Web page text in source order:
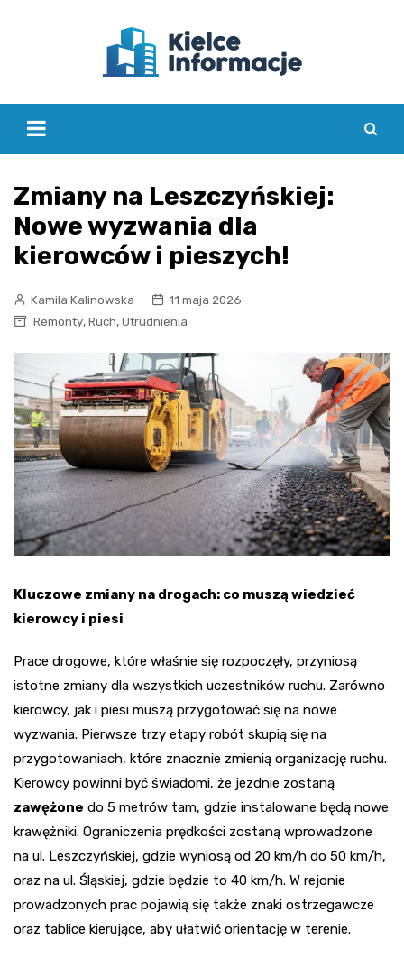
Zmiany na Leszczyńskiej:
Nowe wyzwania dla
kierowców i pieszych!
Kamila Kalinowska
11 maja 2026
Remonty, Ruch, Utrudnienia
Kluczowe zmiany na drogach: co muszą wiedzieć
kierowcy i piesi
Prace drogowe, które właśnie się rozpoczęły, przyniosą
istotne zmiany dla wszystkich uczestników ruchu. Zarówno
kierowcy, jak i piesi muszą przygotować się na nowe
wyzwania. Pierwsze trzy etapy robót skupią się na
przygotowaniach, które znacznie zmienią organizację ruchu.
Kierowcy powinni być świadomi, że jezdnie zostaną
zawężone do 5 metrów tam, gdzie instalowane będą nowe
krawężniki. Ograniczenia prędkości zostaną wprowadzone
na ul. Leszczyńskiej, gdzie wyniosą od 20 km/h do 50 km/h,
oraz na ul. Śląskiej, gdzie będzie to 40 km/h. W rejonie
prowadzonych prac pojawią się także znaki ostrzegawcze
oraz tablice kierujące, aby ułatwić orientację w terenie.